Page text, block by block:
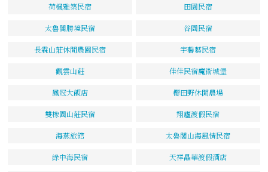
荷楓雅築民宿 田園民宿
太魯閣勝境民宿 谷園民宿
長霖山莊休閒農園民宿 宇馨藝民宿
觀雲山莊 佳佳民宿魔術城堡
鳳冠大飯店 櫻田野休閒農場
雙橡園山莊民宿 翔廬渡假民宿
海燕旅館 太魯閣山海風情民宿
綠中海民宿 天祥晶華渡假酒店